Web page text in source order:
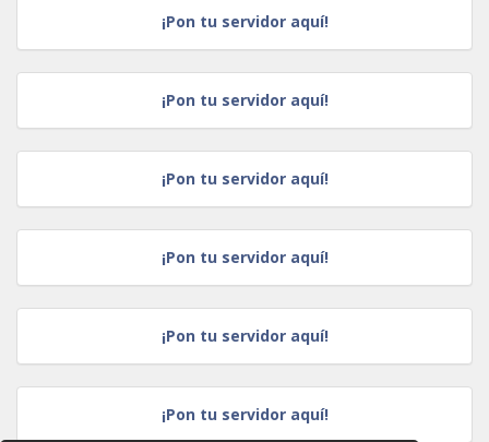
¡Pon tu servidor aquí!
¡Pon tu servidor aquí!
¡Pon tu servidor aquí!
¡Pon tu servidor aquí!
¡Pon tu servidor aquí!
¡Pon tu servidor aquí!